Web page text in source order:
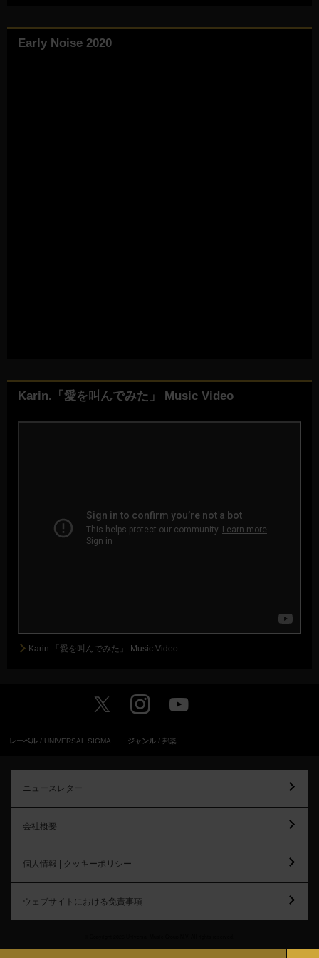
Early Noise 2020
Karin.「愛を叫んでみた」 Music Video
Karin.「愛を叫んでみた」 Music Video
レーベル UNIVERSAL SIGMA ジャンル 邦楽
ニュースレター
会社概要
個人情報 | クッキーポリシー
ウェブサイトにおける免責事項